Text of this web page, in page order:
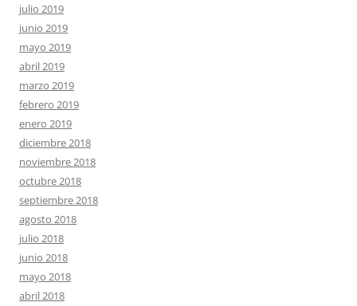
julio 2019
junio 2019
mayo 2019
abril 2019
marzo 2019
febrero 2019
enero 2019
diciembre 2018
noviembre 2018
octubre 2018
septiembre 2018
agosto 2018
julio 2018
junio 2018
mayo 2018
abril 2018